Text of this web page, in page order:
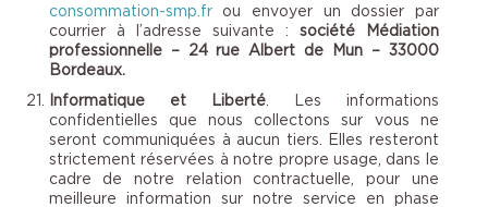
consommation-smp.frou envoyer un dossier par
courrier à l’adresse suivante : société Médiation
professionnelle – 24 rue Albert de Mun – 33000
Bordeaux.
Informatique et Liberté. Les informations
confidentielles que nous collectons sur vous ne
seront communiquées à aucun tiers. Elles resteront
strictement réservées à notre propre usage, dans le
cadre de notre relation contractuelle, pour une
meilleure information sur notre service en phase